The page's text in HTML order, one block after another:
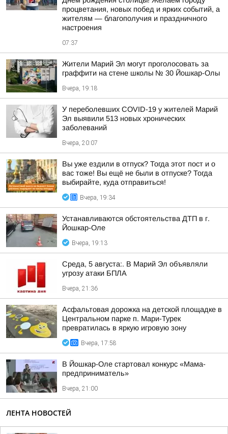
процветания, новых побед и ярких событий, а
жителям — благополучия и праздничного
настроения
07:37
Жители Марий Эл могут проголосовать за
граффити на стене школы № 30 Йошкар-Олы
Вчера, 19:18
У переболевших COVID-19 у жителей Марий
Эл выявили 513 новых хронических
заболеваний
Вчера, 20:07
Вы уже ездили в отпуск? Тогда этот пост и о
вас тоже! Вы ещё не были в отпуске? Тогда
выбирайте, куда отправиться!
Вчера, 19:34
Устанавливаются обстоятельства ДТП в г.
Йошкар-Оле
Вчера, 19:13
Среда, 5 августа:. В Марий Эл объявляли
угрозу атаки БПЛА
Вчера, 21:36
Асфальтовая дорожка на детской площадке в
Центральном парке п. Мари-Турек
превратилась в яркую игровую зону
Вчера, 17:58
В Йошкар-Оле стартовал конкурс «Мама-
предприниматель»
Вчера, 21:00
ЛЕНТА НОВОСТЕЙ